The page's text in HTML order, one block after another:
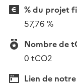
% du projet
57,76 %
Nombre de
0 tCO2
Lien de